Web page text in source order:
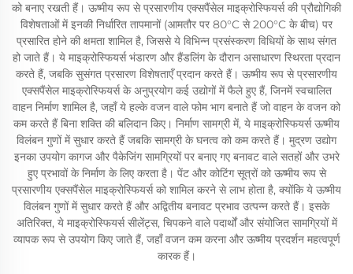
को बनाए रखती हैं। ऊष्मीय रूप से प्रसारणीय एक्सपैंसेल माइक्रोस्फियर्स की प्रौद्योगिकी
विशेषताओं में इनकी निर्धारित तापमानों (आमतौर पर 80°C से 200°C के बीच) पर
प्रसारित होने की क्षमता शामिल है, जिससे ये विभिन्न प्रसंस्करण विधियों के साथ संगत
हो जाते हैं। ये माइक्रोस्फियर्स भंडारण और हैंडलिंग के दौरान असाधारण स्थिरता प्रदान
करते हैं, जबकि सुसंगत प्रसारण विशेषताएँ प्रदान करते हैं। ऊष्मीय रूप से प्रसारणीय
एक्सपैंसेल माइक्रोस्फियर्स के अनुप्रयोग कई उद्योगों में फैले हुए हैं, जिनमें स्वचालित
वाहन निर्माण शामिल है, जहाँ ये हल्के वजन वाले फोम भाग बनाते हैं जो वाहन के वजन को
कम करते हैं बिना शक्ति की बलिदान किए। निर्माण सामग्री में, ये माइक्रोस्फियर्स ऊष्मीय
विलंबन गुणों में सुधार करते हैं जबकि सामग्री के घनत्व को कम करते हैं। मुद्रण उद्योग
इनका उपयोग कागज और पैकेजिंग सामग्रियों पर बनाए गए बनावट वाले सतहों और उभरे
हुए प्रभावों के निर्माण के लिए करता है। पेंट और कोटिंग सूत्रों को ऊष्मीय रूप से
प्रसारणीय एक्सपैंसेल माइक्रोस्फियर्स को शामिल करने से लाभ होता है, क्योंकि ये ऊष्मीय
विलंबन गुणों में सुधार करते हैं और अद्वितीय बनावट प्रभाव उत्पन्न करते हैं। इसके
अतिरिक्त, ये माइक्रोस्फियर्स सीलेंट्स, चिपकने वाले पदार्थों और संयोजित सामग्रियों में
व्यापक रूप से उपयोग किए जाते हैं, जहाँ वजन कम करना और ऊष्मीय प्रदर्शन महत्वपूर्ण
कारक हैं।